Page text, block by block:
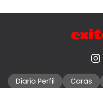
Diario Perfil Caras